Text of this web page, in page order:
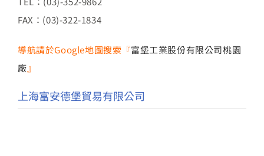
FAX：(03)-322-1834
導航請於Google地圖搜索『富堡工業股份有限公司桃園
廠』
上海富安德堡貿易有限公司